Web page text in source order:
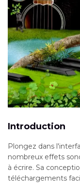
Introduction
Plongez dans
nombreux effets
à écrire. Sa
téléchargements